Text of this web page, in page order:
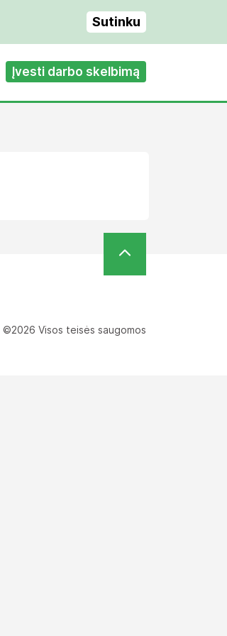
Sutinku
Įvesti darbo skelbimą
©2026 Visos teisės saugomos